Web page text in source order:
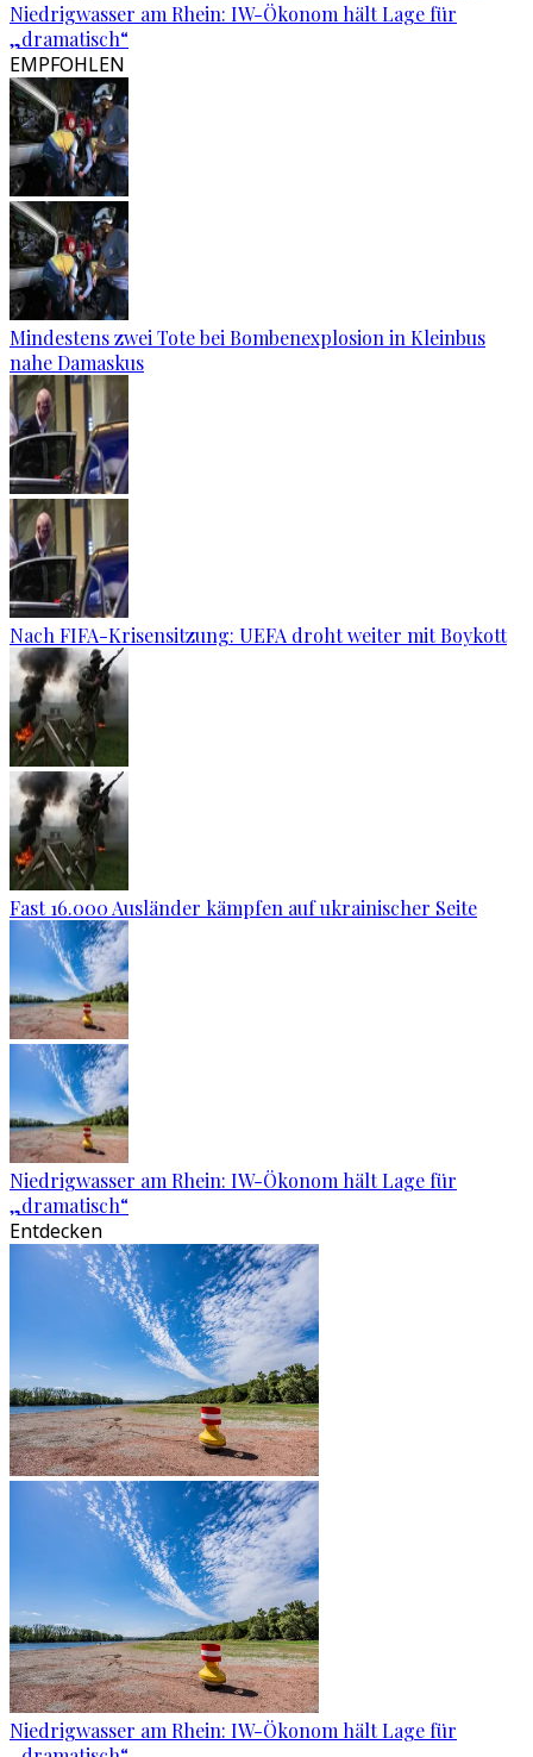
Niedrigwasser am Rhein: IW-Ökonom hält Lage für
„dramatisch“
EMPFOHLEN
Mindestens zwei Tote bei Bombenexplosion in Kleinbus
nahe Damaskus
Nach FIFA-Krisensitzung: UEFA droht weiter mit Boykott
Fast 16.000 Ausländer kämpfen auf ukrainischer Seite
Niedrigwasser am Rhein: IW-Ökonom hält Lage für
„dramatisch“
Entdecken
Niedrigwasser am Rhein: IW-Ökonom hält Lage für